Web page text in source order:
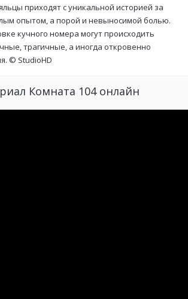
приходят с уникальной историей за
опытом, а порой и невыносимой болью.
кучного номера могут происходить
трагичные, а иногда откровенно
© StudioHD
Комната 104 онлайн